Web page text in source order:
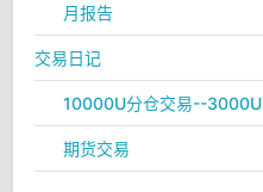
月报告
交易日记
10000U分仓交易--3000U
期货交易